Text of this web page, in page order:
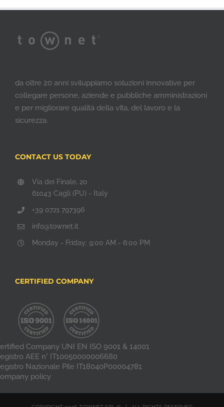
da oltre 20 anni sviluppiamo soluzioni innovative per
collegare persone, aziende e pubbliche amministrazioni
e per migliorare qualità della vita, del lavoro e la
sicurezza.
CONTACT US TODAY
Via dei Finale, 20
61043 Cagli (PU) - Italy
+39 0721 797396
info@townet.it
Monday - Friday: 9:00 AM - 6:00 PM
CERTIFIED COMPANY
Company UNI EN ISO 9001 & 14001
AEE n° IT10050000006680
Nazionale Pile IT18040P00004781
policy